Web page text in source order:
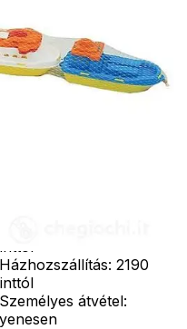
cm
A játék 100%-
nem mérgező,
2190
átvétel: